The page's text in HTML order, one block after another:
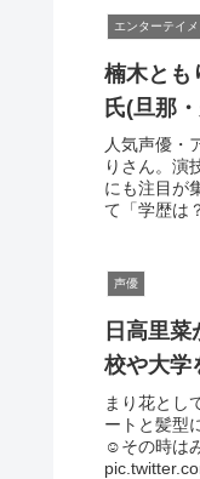
エンターテイメ
楠木とも
氏(旦那
人気声優・
りさん。演
にも注目が
て「学歴は
声優
日高里
校や大学
まり花とし
ートと髪型
☺その時は